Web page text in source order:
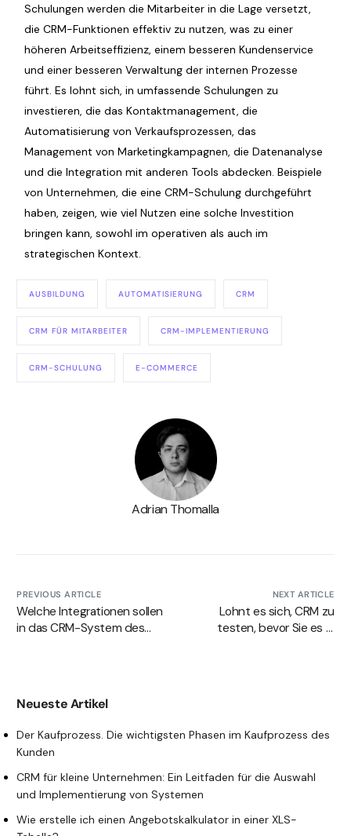
Schulungen werden die Mitarbeiter in die Lage versetzt,
die CRM-Funktionen effektiv zu nutzen, was zu einer
höheren Arbeitseffizienz, einem besseren Kundenservice
und einer besseren Verwaltung der internen Prozesse
führt. Es lohnt sich, in umfassende Schulungen zu
investieren, die das Kontaktmanagement, die
Automatisierung von Verkaufsprozessen, das
Management von Marketingkampagnen, die Datenanalyse
und die Integration mit anderen Tools abdecken. Beispiele
von Unternehmen, die eine CRM-Schulung durchgeführt
haben, zeigen, wie viel Nutzen eine solche Investition
bringen kann, sowohl im operativen als auch im
strategischen Kontext.
AUSBILDUNG AUTOMATISIERUNG CRM
CRM FÜR MITARBEITER CRM-IMPLEMENTIERUNG
CRM-SCHULUNG E-COMMERCE
Adrian Thomalla
PREVIOUS ARTICLE
Welche Integrationen sollen
in das CRM-System des
NEXT ARTICLE
Lohnt es sich, CRM zu
testen, bevor Sie es in
Neueste Artikel
Der Kaufprozess. Die wichtigsten Phasen im Kaufprozess des
Kunden
CRM für kleine Unternehmen: Ein Leitfaden für die Auswahl
und Implementierung von Systemen
Wie erstelle ich einen Angebotskalkulator in einer XLS-